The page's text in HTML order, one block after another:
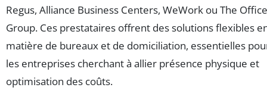
Regus, Alliance Business Centers, WeWork ou The Office
Group. Ces prestataires offrent des solutions flexibles
matière de bureaux et de domiciliation, essentielles
les entreprises cherchant à allier présence physique et
optimisation des coûts.